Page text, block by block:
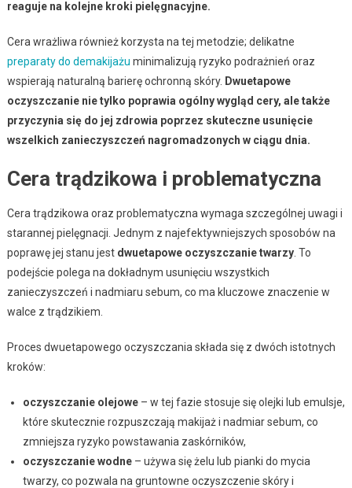
reaguje na kolejne kroki pielęgnacyjne.
Cera wrażliwa również korzysta na tej metodzie; delikatne
preparaty do demakijażu minimalizują ryzyko podrażnień oraz
wspierają naturalną barierę ochronną skóry. Dwuetapowe
oczyszczanie nie tylko poprawia ogólny wygląd cery, ale także
przyczynia się do jej zdrowia poprzez skuteczne usunięcie
wszelkich zanieczyszczeń nagromadzonych w ciągu dnia.
Cera trądzikowa i problematyczna
Cera trądzikowa oraz problematyczna wymaga szczególnej uwagi i
starannej pielęgnacji. Jednym z najefektywniejszych sposobów na
poprawę jej stanu jest dwuetapowe oczyszczanie twarzy. To
podejście polega na dokładnym usunięciu wszystkich
zanieczyszczeń i nadmiaru sebum, co ma kluczowe znaczenie w
walce z trądzikiem.
Proces dwuetapowego oczyszczania składa się z dwóch istotnych
kroków:
oczyszczanie olejowe– w tej fazie stosuje się olejki lub emulsje,
które skutecznie rozpuszczają makijaż i nadmiar sebum, co
zmniejsza ryzyko powstawania zaskórników,
oczyszczanie wodne– używa się żelu lub pianki do mycia
twarzy, co pozwala na gruntowne oczyszczenie skóry i